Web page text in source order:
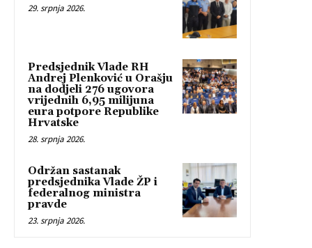
29. srpnja 2026.
Predsjednik Vlade RH
Andrej Plenković u Orašju
na dodjeli 276 ugovora
vrijednih 6,95 milijuna
eura potpore Republike
Hrvatske
28. srpnja 2026.
Održan sastanak
predsjednika Vlade ŽP i
federalnog ministra
pravde
23. srpnja 2026.